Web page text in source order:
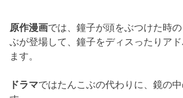
原作漫画では、鐘子が頭をぶつけた時
ぶが登場して、鐘子をディスったりア
ます。
ドラマではたんこぶの代わりに、鏡の